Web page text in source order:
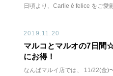
日頃より、Carlie è felice をご愛
2019.11.20
マルコとマルオの7日間
にお得！
なんばマルイ店では、 11/22(金)